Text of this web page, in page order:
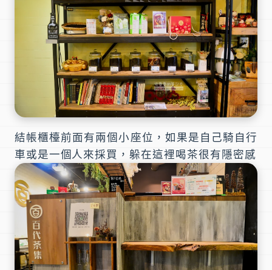
結帳櫃檯前面有兩個小座位，如果是自己騎自行
車或是一個人來採買，躲在這裡喝茶很有隱密感